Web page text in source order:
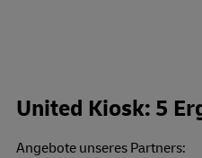
United Kiosk: 5
Angebote unseres Partners: